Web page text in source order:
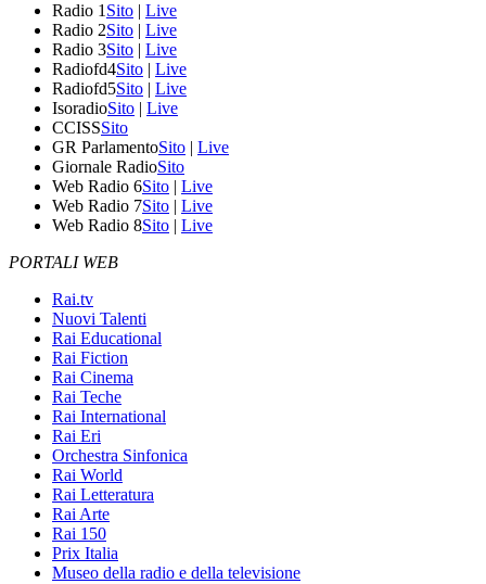
Radio 1 Sito | Live
Radio 2Sito | Live
Radio 3Sito | Live
Radiofd4Sito | Live
Radiofd5Sito | Live
IsoradioSito | Live
CCISSSito
GR ParlamentoSito | Live
Giornale RadioSito
Web Radio 6Sito | Live
Web Radio 7Sito | Live
Web Radio 8Sito | Live
PORTALI WEB
Rai.tv
Nuovi Talenti
Rai Educational
Rai Fiction
Rai Cinema
Rai Teche
Rai International
Rai Eri
Orchestra Sinfonica
Rai World
Rai Letteratura
Rai Arte
Rai 150
Prix Italia
Museo della radio e della televisione